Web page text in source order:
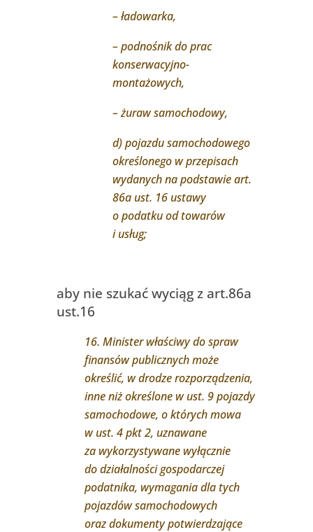
– ładowarka,
– podnośnik do prac
konserwacyjno-
montażowych,
– żuraw samochodowy,
d) pojazdu samochodowego
określonego w przepisach
wydanych na podstawie art.
86a ust. 16 ustawy
o podatku od towarów
i usług;
aby nie szukać wyciąg z art.86a
ust.16
16. Minister właściwy do spraw
finansów publicznych może
określić, w drodze rozporządzenia,
inne niż określone w ust. 9 pojazdy
samochodowe, o których mowa
w ust. 4 pkt 2, uznawane
za wykorzystywane wyłącznie
do działalności gospodarczej
podatnika, wymagania dla tych
pojazdów samochodowych
oraz dokumenty potwierdzające